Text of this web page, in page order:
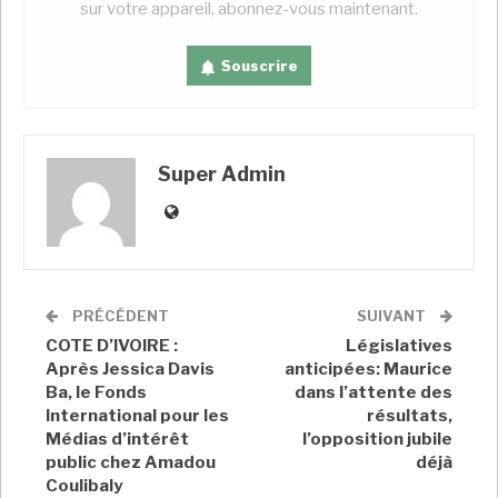
panafricanisme
Sommet Europe Afrique à Bruxelles sans le
Celui qui se présente comme le champion du
panafricanisme veut aussi renforcer les standards
obligatoires pour les États membres : «
Ce qu’il faut
faire, c’est établir des normes minimales de base qui
sur votre appareil, abonnez-vous maintenant.
Souscrire
Super Admin
PRÉCÉDENT
COTE D’IVOIRE :
Après Jessica Davis
Ba, le Fonds
International pour les
Médias d’intérêt
public chez Amadou
Coulibaly
SUIVANT
Législatives
anticipées: Maurice
dans l’attente des
résultats,
l’opposition jubile
déjà